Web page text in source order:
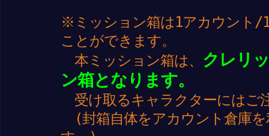
※ミッション箱は1アカウント/
ことができます。
本ミッション箱は、 クレリ
ン箱となります。
受け取るキャラクターにはご
(封箱自体をアカウント倉庫